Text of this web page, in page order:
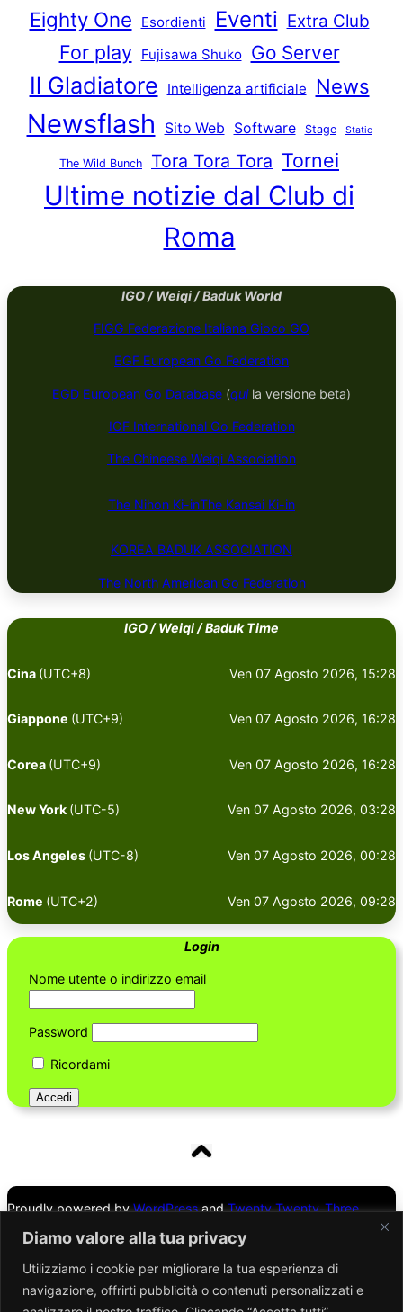
Diamo valore alla tua privacy
Utilizziamo i cookie per migliorare la tua esperienza di
navigazione, offrirti pubblicità o contenuti personalizzati e
Eighty One Esordienti Eventi Extra Club
For play Fujisawa Shuko Go Server
Il Gladiatore Intelligenza artificiale News
Newsflash Sito Web Software Stage Static
The Wild Bunch Tora Tora Tora Tornei
Ultime notizie dal Club di
Roma
IGO / Weiqi / Baduk World
FIGG Federazione Italiana Gioco GO
EGF European Go Federation
EGD European Go Database (quila versione beta)
IGF International Go Federation
The Chineese Weiqi Association
The Nihon Ki-inThe Kansai Ki-in
KOREA BADUK ​​​​ASSOCIATION
The North American Go Federation
IGO / Weiqi / Baduk Time
Cina (UTC+8) Ven 07 Agosto 2026, 15:28
Giappone (UTC+9) Ven 07 Agosto 2026, 16:28
Corea (UTC+9) Ven 07 Agosto 2026, 16:28
New York (UTC-5) Ven 07 Agosto 2026, 03:28
Los Angeles (UTC-8) Ven 07 Agosto 2026, 00:28
Rome (UTC+2) Ven 07 Agosto 2026, 09:28
Login
Nome utente o indirizzo email
Password
Ricordami
Proudly powered byWordPressandTwenty Twenty-Three
Theme
Mappa del sito